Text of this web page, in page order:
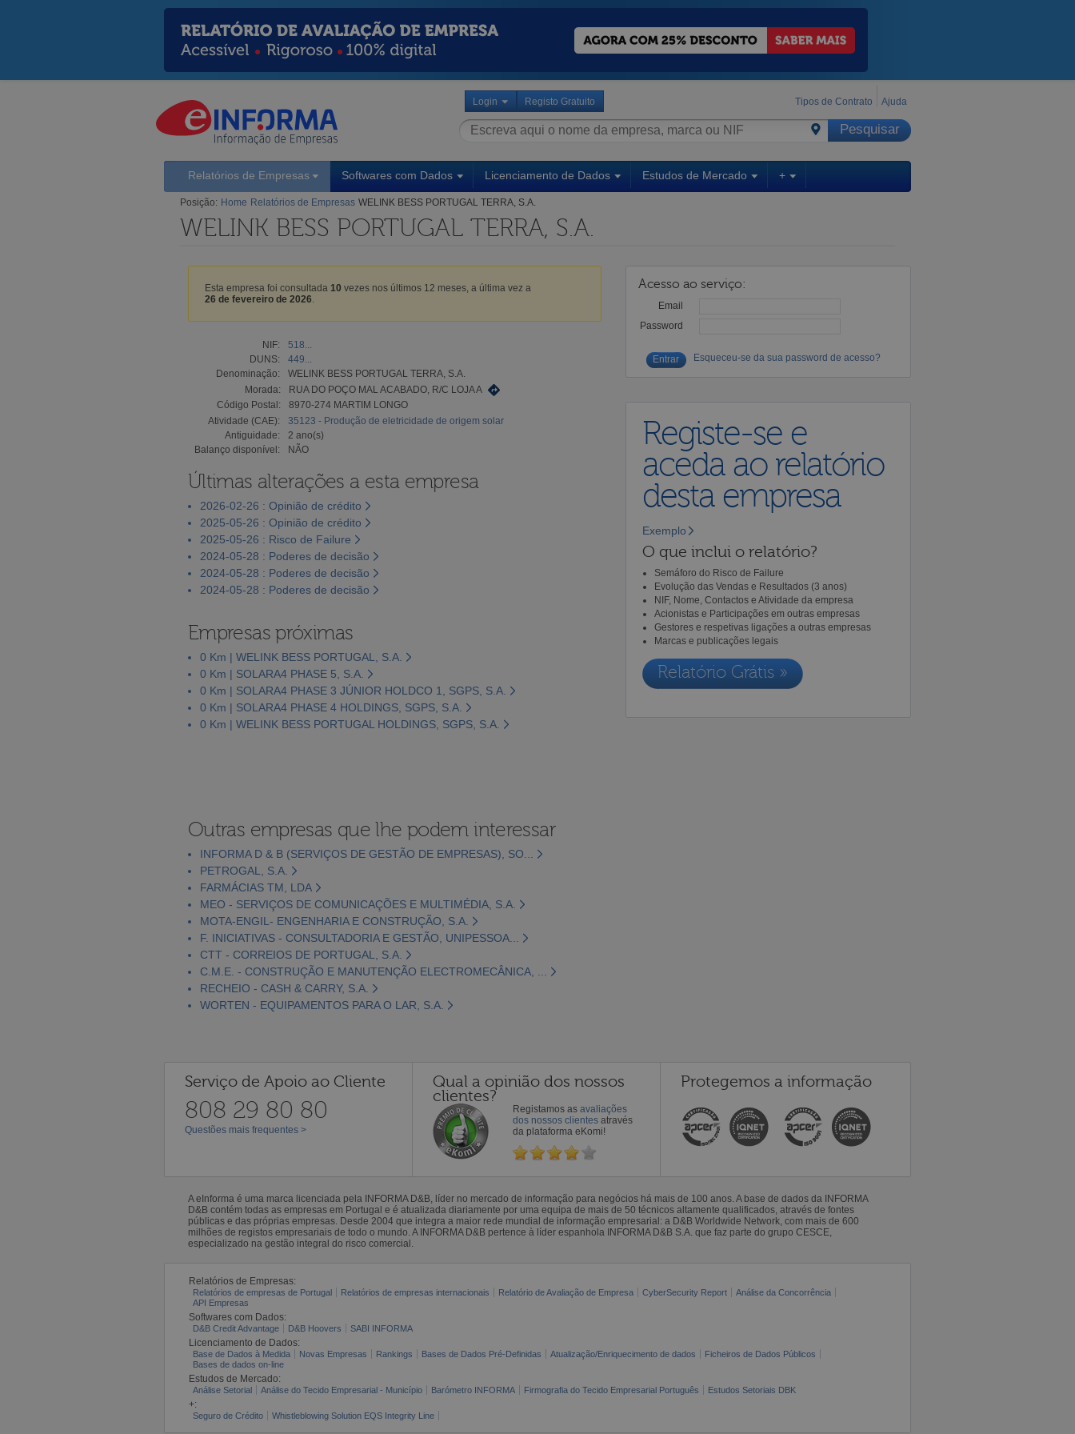
Login Registo Gratuito Tipos de Contrato Ajuda
Relatórios de Empresas Softwares com Dados Licenciamento de Dados Estudos de Mercado +
Posição: Home Relatórios de Empresas WELINK BESS PORTUGAL TERRA, S.A.
WELINK BESS PORTUGAL TERRA, S.A.
Esta empresa foi consultada 10 vezes nos últimos 12 meses, a última vez a
26 de fevereiro de 2026
NIF:
518...
DUNS:
449...
Denominação:
WELINK BESS PORTUGAL TERRA, S.A.
Morada:
RUA DO POÇO MAL ACABADO, R/C LOJA A
Código Postal:
8970-274 MARTIM LONGO
Atividade (CAE):
35123 - Produção de eletricidade de origem solar
Antiguidade:
2 ano(s)
Balanço disponível:
NÃO
Últimas alterações a esta empresa
2026-02-26 : Opinião de crédito
2025-05-26 : Opinião de crédito
2025-05-26 : Risco de Failure
2024-05-28 : Poderes de decisão
2024-05-28 : Poderes de decisão
2024-05-28 : Poderes de decisão
Empresas próximas
0 Km | WELINK BESS PORTUGAL, S.A.
0 Km | SOLARA4 PHASE 5, S.A.
0 Km | SOLARA4 PHASE 3 JÚNIOR HOLDCO 1, SGPS, S.A.
0 Km | SOLARA4 PHASE 4 HOLDINGS, SGPS, S.A.
0 Km | WELINK BESS PORTUGAL HOLDINGS, SGPS, S.A.
Acesso ao serviço:
Email
Password
Esqueceu-se da sua password de acesso?
Registe-se e
aceda ao relatório
desta empresa
Exemplo
O que inclui o relatório?
Semáforo do Risco de Failure
Evolução das Vendas e Resultados (3 anos)
NIF, Nome, Contactos e Atividade da empresa
Acionistas e Participações em outras empresas
Gestores e respetivas ligações a outras empresas
Marcas e publicações legais
Relatório Grátis »
Outras empresas que lhe podem interessar
INFORMA D & B (SERVIÇOS DE GESTÃO DE EMPRESAS), SO...
PETROGAL, S.A.
FARMÁCIAS TM, LDA
MEO - SERVIÇOS DE COMUNICAÇÕES E MULTIMÉDIA, S.A.
MOTA-ENGIL- ENGENHARIA E CONSTRUÇÃO, S.A.
F. INICIATIVAS - CONSULTADORIA E GESTÃO, UNIPESSOA...
CTT - CORREIOS DE PORTUGAL, S.A.
C.M.E. - CONSTRUÇÃO E MANUTENÇÃO ELECTROMECÂNICA, ...
RECHEIO - CASH & CARRY, S.A.
WORTEN - EQUIPAMENTOS PARA O LAR, S.A.
Serviço de Apoio ao Cliente
808 29 80 80
Questões mais frequentes >
Qual a opinião dos nossos
clientes?
Registamos as avaliações
dos nossos clientes através
da plataforma eKomi!
Protegemos a informação
A eInforma é uma marca licenciada pela INFORMA D&B, líder no mercado de informação para negócios há mais de 100 anos. A base de dados da INFORMA
D&B contém todas as empresas em Portugal e é atualizada diariamente por uma equipa de mais de 50 técnicos altamente qualificados, através de fontes
públicas e das próprias empresas. Desde 2004 que integra a maior rede mundial de informação empresarial: a D&B Worldwide Network, com mais de 600
milhões de registos empresariais de todo o mundo. A INFORMA D&B pertence à líder espanhola INFORMA D&B S.A. que faz parte do grupo CESCE,
especializado na gestão integral do risco comercial.
Relatórios de Empresas:
Relatórios de empresas de Portugal Relatórios de empresas internacionais Relatório de Avaliação de Empresa CyberSecurity Report
Análise da Concorrência
API Empresas
Softwares com Dados:
D&B Credit Advantage D&B Hoovers SABI INFORMA
Licenciamento de Dados:
Base de Dados à Medida Novas Empresas Rankings Bases de Dados Pré-Definidas Atualização/Enriquecimento de dados
Ficheiros de Dados Públicos
Bases de dados on-line
Estudos de Mercado:
Análise Setorial Análise do Tecido Empresarial - Município Barómetro INFORMA Firmografia do Tecido Empresarial Português Estudos Setoriais DBK
+:
Seguro de Crédito Whistleblowing Solution EQS Integrity Line